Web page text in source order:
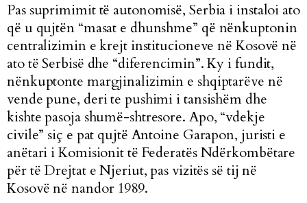
Pas suprimimit të autonomisë, Serbia i instaloi ato
që u qujtën “masat e dhunshme” që nënkuptonin
centralizimin e krejt institucioneve në Kosovë në
ato të Serbisë dhe “diferencimin”. Ky i fundit,
nënkuptonte margjinalizimin e shqiptarëve në
vende pune, deri te pushimi i tansishëm dhe
kishte pasoja shumë-shtresore. Apo, “vdekje
civile” siç e pat qujtë Antoine Garapon, juristi e
anëtari i Komisionit të Federatës Ndërkombëtare
për të Drejtat e Njeriut, pas vizitës së tij në
Kosovë në nandor 1989.